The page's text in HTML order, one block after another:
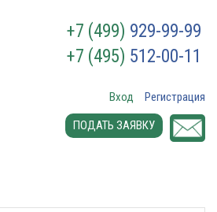
+7 (499) 929-99-99
+7 (495) 512-00-11
Вход
Регистрация
ПОДАТЬ ЗАЯВКУ